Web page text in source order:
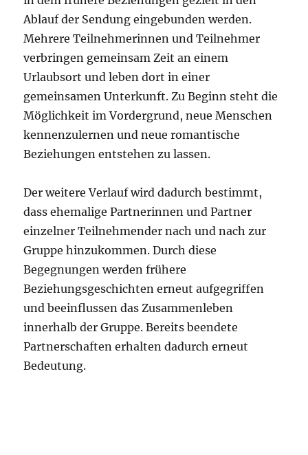
Ablauf der Sendung eingebunden werden.
Mehrere Teilnehmerinnen und Teilnehmer
verbringen gemeinsam Zeit an einem
Urlaubsort und leben dort in einer
gemeinsamen Unterkunft. Zu Beginn steht die
Möglichkeit im Vordergrund, neue Menschen
kennenzulernen und neue romantische
Beziehungen entstehen zu lassen.
Der weitere Verlauf wird dadurch bestimmt,
dass ehemalige Partnerinnen und Partner
einzelner Teilnehmender nach und nach zur
Gruppe hinzukommen. Durch diese
Begegnungen werden frühere
Beziehungsgeschichten erneut aufgegriffen
und beeinflussen das Zusammenleben
innerhalb der Gruppe. Bereits beendete
Partnerschaften erhalten dadurch erneut
Bedeutung.